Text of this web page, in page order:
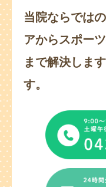
当院ならではの
アからスポーツ
まで解決します
す。